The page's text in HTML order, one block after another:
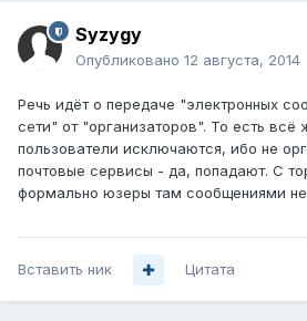
Syzygy
Опубликовано 12 августа, 2014
Речь идёт о передаче "электронных
сети" от "организаторов". То есть всё
пользователи исключаются, ибо не
почтовые сервисы - да, попадают. С
формально юзеры там сообщениями
Вставить ник Цитата